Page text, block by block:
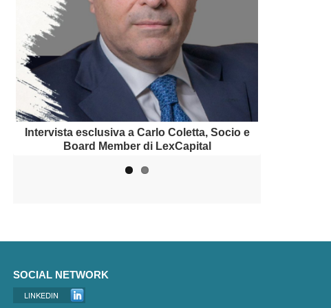
Intervista esclusiva a Carlo Coletta, Socio e
Board Member di LexCapital
Intervista a Daniele Dolci, Partner di SABSEG
Broker
SOCIAL NETWORK